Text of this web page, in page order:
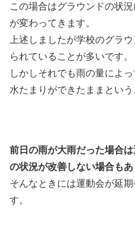
この場合はグラウンドの状
が変わってきます。
上述しましたが学校のグラ
られていることが多いです。
しかしそれでも雨の量によ
水たまりができたままという
前日の雨が大雨だった場合
の状況が改善しない場合もあ
そんなときには運動会が延
す。